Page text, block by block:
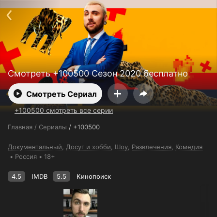
Смотреть +100500 Сезон 2020 бесплатно
Смотреть Сериал
+100500 смотреть все серии
Главная / Сериалы / +100500
Документальный Досуг и хобби Шоу Развлечения Комедия
Россия
18+
4.5 IMDB 5.5 Кинопоиск
Поддержка:support@24h.tv
О сервисе
Пользовательское соглашение
Политика конфиденциальности
Для партнёров
Открыть приложение
Ввести промокод
Установить на ТВ
Бесплатные каналы Контакты